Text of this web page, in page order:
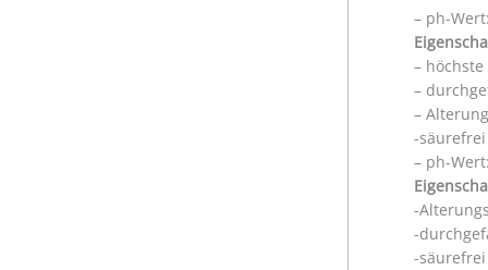
– ph-
–
–
–
-
– ph-
-
-
-